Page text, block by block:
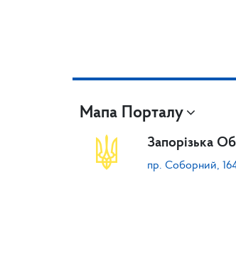
Мапа Порталу
Запорізька
пр. Соборний,